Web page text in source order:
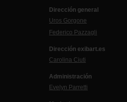
Dirección general
Uros Gorgone
Federico Pazzagli
Dirección exibart.es
Carolina Ciuti
Administración
Evelyn Parretti